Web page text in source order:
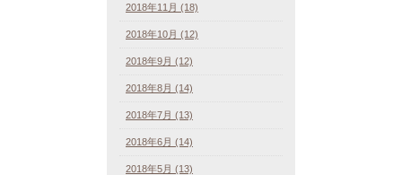
2018年11月 (18)
2018年10月 (12)
2018年9月 (12)
2018年8月 (14)
2018年7月 (13)
2018年6月 (14)
2018年5月 (13)